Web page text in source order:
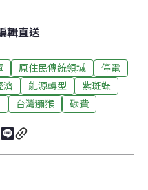
輯直送
原住民傳統領域
停電
濟 能源轉型
紫斑蝶
台灣獼猴 碳費